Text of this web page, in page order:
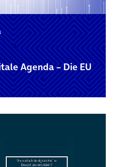
Agenda – Die EU